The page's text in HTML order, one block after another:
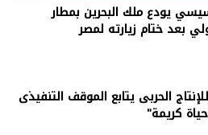
يودع ملك البحرين بمطار
بعد ختام زيارته لمصر
الحربى يتابع الموقف التنفيذى
كريمة"